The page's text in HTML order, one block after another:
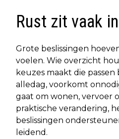
Rust zit vaak
Grote beslissingen
voelen. Wie overzicht
keuzes maakt die
alledag, voorkomt
gaat om wonen, vervoer
praktische verandering,
beslissingen
leidend.